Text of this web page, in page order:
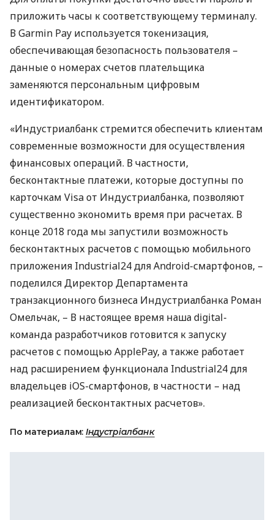
приложить часы к соответствующему терминалу.
В Garmin Pay используется токенизация,
обеспечивающая безопасность пользователя –
данные о номерах счетов плательщика
заменяются персональным цифровым
идентификатором.
«Индустриалбанк стремится обеспечить клиентам
современные возможности для осуществления
финансовых операций. В частности,
бесконтактные платежи, которые доступны по
карточкам Visa от Индустриалбанка, позволяют
существенно экономить время при расчетах. В
конце 2018 года мы запустили возможность
бесконтактных расчетов с помощью мобильного
приложения Industrial24 для Android-смартфонов, –
поделился Директор Департамента
транзакционного бизнеса Индустриалбанка Роман
Омельчак, – В настоящее время наша digital-
команда разработчиков готовится к запуску
расчетов с помощью ApplePay, а также работает
над расширением функционала Industrial24 для
владельцев iOS-смартфонов, в частности – над
реализацией бесконтактных расчетов».
По материалам: Індустріалбанк